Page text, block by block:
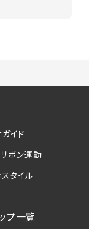
イド
ボン運動
タイル
プ一覧